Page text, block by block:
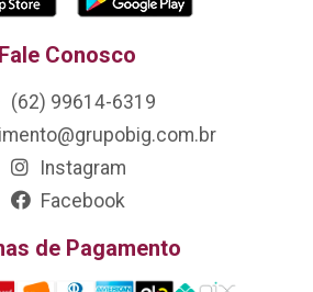
Fale Conosco
(62) 99614-6319
Instagram
Facebook
de Pagamento